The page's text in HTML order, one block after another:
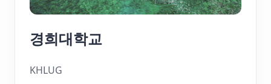
경희대학교
KHLUG